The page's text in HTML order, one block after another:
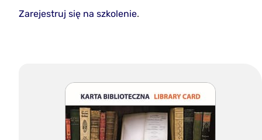
Zarejestruj się na szkolenie.